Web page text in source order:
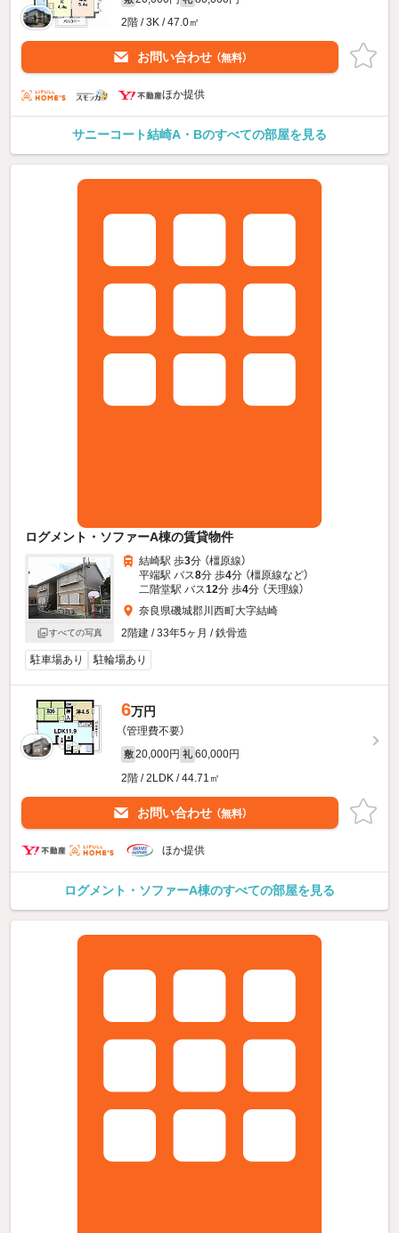
2階 / 3K / 47.0㎡
お問い合わせ （無料）
ほか提供
サニーコート結崎A・Bのすべての部屋を見る
ログメント・ソファーA棟の賃貸物件
すべての写真
結崎駅 歩3分 （橿原線）
平端駅 バス8分 歩4分 （橿原線など）
二階堂駅 バス12分 歩4分 （天理線）
奈良県磯城郡川西町大字結崎
2階建 / 33年5ヶ月 / 鉄骨造
駐車場あり 駐輪場あり
6万円
（管理費不要）
敷 20,000円 礼 60,000円
2階 / 2LDK / 44.71㎡
お問い合わせ （無料）
ほか提供
ログメント・ソファーA棟のすべての部屋を見る